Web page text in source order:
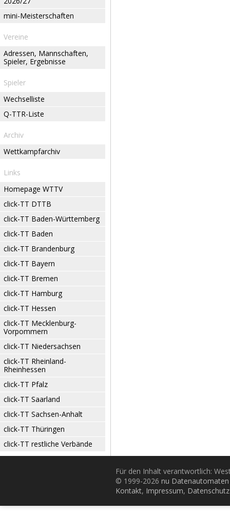
mini-Meisterschaften
Vereine
Adressen, Mannschaften,
Spieler, Ergebnisse
Spieler
Wechselliste
Q-TTR-Liste
Archiv
Wettkampfarchiv
Links
Homepage WTTV
click-TT DTTB
click-TT Baden-Württemberg
click-TT Baden
click-TT Brandenburg
click-TT Bayern
click-TT Bremen
click-TT Hamburg
click-TT Hessen
click-TT Mecklenburg-
Vorpommern
click-TT Niedersachsen
click-TT Rheinland-
Rheinhessen
click-TT Pfalz
click-TT Saarland
click-TT Sachsen-Anhalt
click-TT Thüringen
click-TT restliche Verbände
Für den Inhalt verantwortlich:
© 1999-2026 nu
Kontakt, Impressum, Datenschutz